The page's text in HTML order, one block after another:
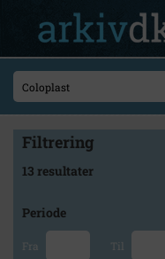
Filtrering
13 resultater
Periode
Fra Til